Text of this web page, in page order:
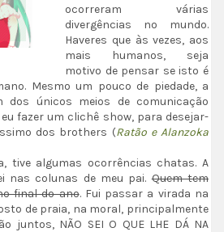
ocorreram várias
divergências no mundo.
Haveres que às vezes, aos
mais humanos, seja
motivo de pensar se isto é
Mesmo um pouco de piedade, a
dos únicos meios de comunicação
fazer um clichê show, para desejar-
dos brothers (Ratão e Alanzoka
tive algumas ocorrências chatas. A
nas colunas de meu pai.Quem tem
final do ano. Fui passar a virada na
de praia, na moral, principalmente
juntos, NÃO SEI O QUE LHE DÁ NA